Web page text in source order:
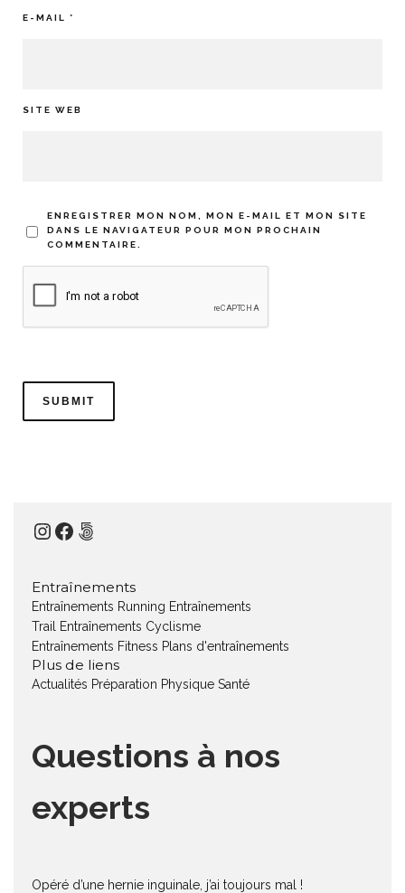
E-MAIL *
SITE WEB
ENREGISTRER MON NOM, MON E-MAIL ET MON SITE
DANS LE NAVIGATEUR POUR MON PROCHAIN
COMMENTAIRE.
Instagram
Facebook
500px
Entraînements
Entraînements Running Entraînements
Trail
Entraînements Cyclisme
Entraînements Fitness Plans d'entraînements
Plus de liens
Actualités Préparation Physique Santé
Questions à nos
experts
Opéré d’une hernie inguinale, j’ai toujours mal !